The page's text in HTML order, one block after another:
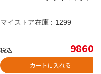
マイストア在庫： 1299
税込 9860
カートに入れる